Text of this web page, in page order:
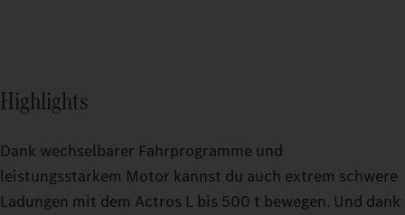
Highlights
Dank wechselbarer Fahrprogramme und
leistungsstarkem Motor kannst du auch extrem schwere
Ladungen mit dem Actros L bis 500 t bewegen. Und dank